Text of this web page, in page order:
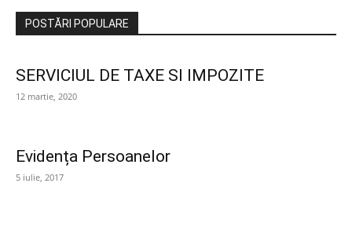
POSTĂRI POPULARE
SERVICIUL DE TAXE SI IMPOZITE
12 martie, 2020
Evidența Persoanelor
5 iulie, 2017